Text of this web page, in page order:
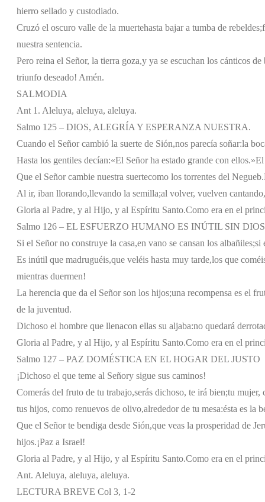
hierro sellado y custodiado.
Cruzó el oscuro valle de la muertehasta bajar a tumba de rebeldes;
nuestra sentencia.
Pero reina el Señor, la tierra goza,y ya se escuchan los cánticos de
triunfo deseado! Amén.
SALMODIA
Ant 1. Aleluya, aleluya, aleluya.
Salmo 125 – DIOS, ALEGRÍA Y ESPERANZA NUESTRA.
Cuando el Señor cambió la suerte de Sión,nos parecía soñar:la
Hasta los gentiles decían:«El Señor ha estado grande con ellos.»El
Que el Señor cambie nuestra suertecomo los torrentes del Negueb.
Al ir, iban llorando,llevando la semilla;al volver, vuelven cantando,
Gloria al Padre, y al Hijo, y al Espíritu Santo.Como era en el
Salmo 126 – EL ESFUERZO HUMANO ES INÚTIL SIN
Si el Señor no construye la casa,en vano se cansan los albañiles;si
Es inútil que madruguéis,que veléis hasta muy tarde,los que
mientras duermen!
La herencia que da el Señor son los hijos;una recompensa es el
de la juventud.
Dichoso el hombre que llenacon ellas su aljaba:no quedará
Gloria al Padre, y al Hijo, y al Espíritu Santo.Como era en el
Salmo 127 – PAZ DOMÉSTICA EN EL HOGAR DEL JUSTO
¡Dichoso el que teme al Señory sigue sus caminos!
Comerás del fruto de tu trabajo,serás dichoso, te irá bien;tu mujer,
tus hijos, como renuevos de olivo,alrededor de tu mesa:ésta es la
Que el Señor te bendiga desde Sión,que veas la prosperidad de
hijos.¡Paz a Israel!
Gloria al Padre, y al Hijo, y al Espíritu Santo.Como era en el
Ant. Aleluya, aleluya, aleluya.
LECTURA BREVE Col 3, 1-2